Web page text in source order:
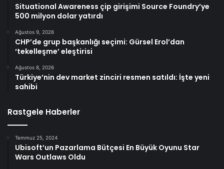
Situational Awareness çip girişimi Source Foundry’ye
500 milyon dolar yatırdı
Ağustos 9, 2026
CHP’de grup başkanlığı seçimi: Gürsel Erol’dan
‘tekelleşme’ eleştirisi
Ağustos 8, 2026
Türkiye’nin dev market zinciri resmen satıldı: İşte yeni
sahibi
Rastgele Haberler
Temmuz 25, 2024
Ubisoft’un Pazarlama Bütçesi En Büyük Oyunu Star
Wars Outlaws Oldu